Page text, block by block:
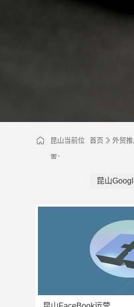
昆山当前位
置：
首页 外贸
昆山